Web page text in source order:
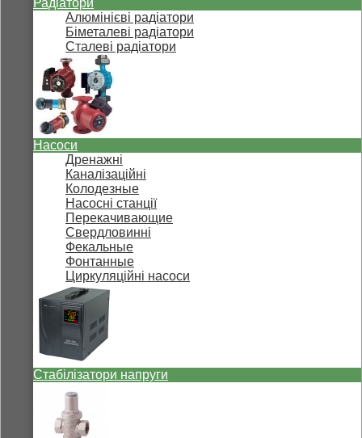
Радіатори
Алюмінієві радіатори
Біметалеві радіатори
Сталеві радіатори
Насоси
Дренажні
Каналізаційні
Колодезные
Насосні станції
Перекачивающие
Свердловинні
Фекальные
Фонтанные
Циркуляційні насоси
Стабілізатори напруги